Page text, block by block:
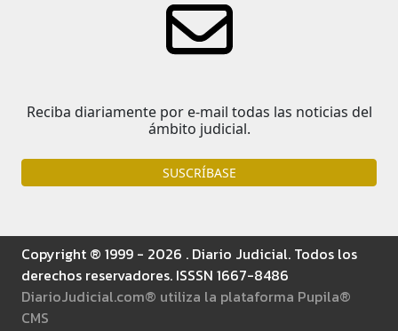
Reciba diariamente por e-mail todas las noticias del
ámbito judicial.
SUSCRÍBASE
Copyright ® 1999 - 2026 . Diario Judicial. Todos los
derechos reservadores. ISSSN 1667-8486
DiarioJudicial.com® utiliza la plataforma Pupila®
CMS